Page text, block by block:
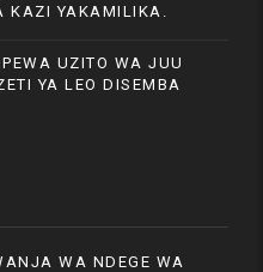
KAZI YAKAMILIKA.
UZITO WA JUU
YA LEO DISEMBA
WA NDEGE WA